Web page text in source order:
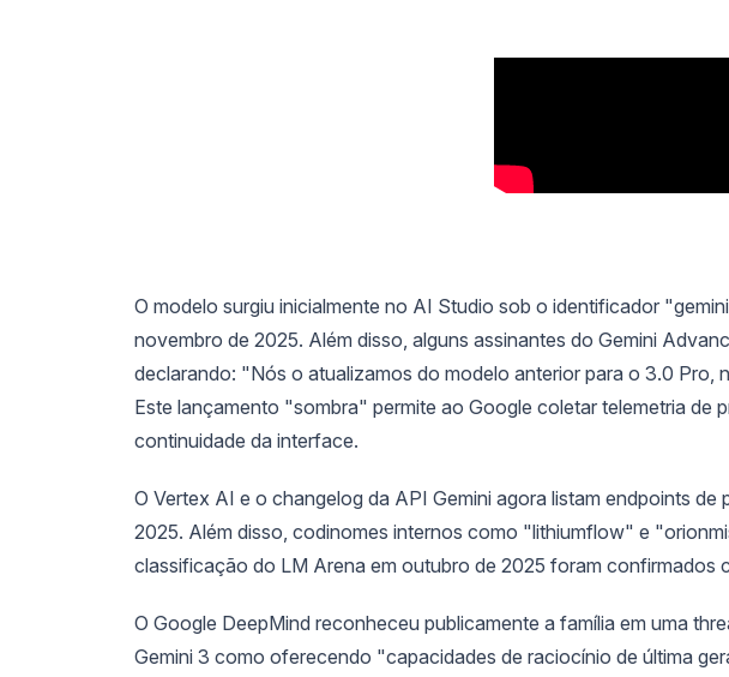
O modelo surgiu inicialmente no AI Studio sob o identificador
novembro de 2025. Além disso, alguns assinantes do Gemini
declarando: "Nós o atualizamos do modelo anterior para o 3.0 Pro,
Este lançamento "sombra" permite ao Google coletar telemetria de
continuidade da interface.
O Vertex AI e o changelog da API Gemini agora listam endpoints
2025. Além disso, codinomes internos como "lithiumflow" e
classificação do LM Arena em outubro de 2025 foram confirmados
O Google DeepMind reconheceu publicamente a família em uma
Gemini 3 como oferecendo "capacidades de raciocínio de última